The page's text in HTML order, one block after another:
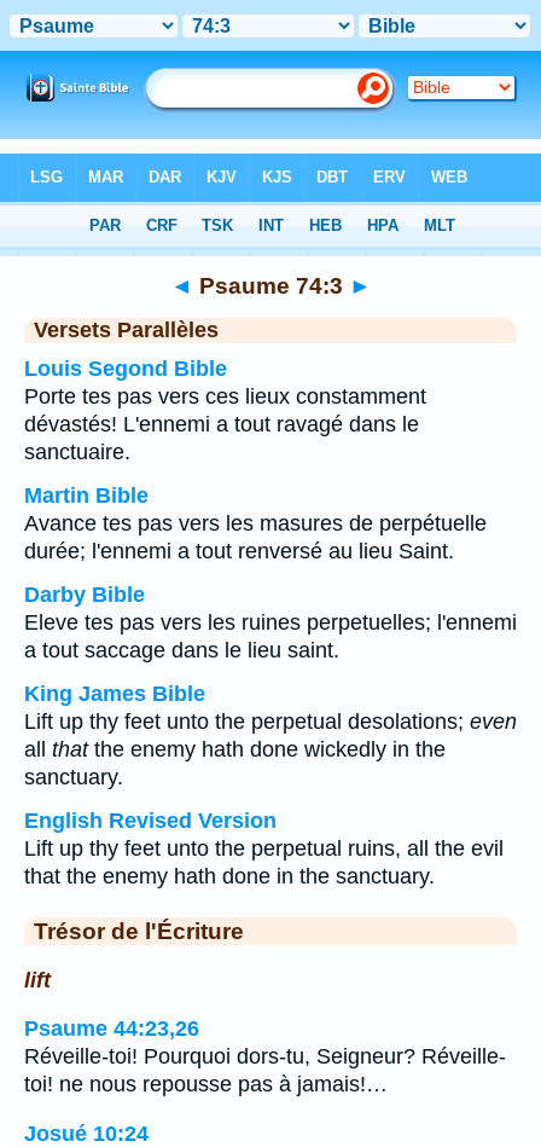
Chapitre 74> Verset 3
◄ Psaume 74:3 ►
Versets Parallèles
Louis Segond Bible
Porte tes pas vers ces lieux constamment
dévastés! L'ennemi a tout ravagé dans le
sanctuaire.
Martin Bible
Avance tes pas vers les masures de perpétuelle
durée; l'ennemi a tout renversé au lieu Saint.
Darby Bible
Eleve tes pas vers les ruines perpetuelles; l'ennemi
a tout saccage dans le lieu saint.
King James Bible
Lift up thy feet unto the perpetual desolations; even
all thatthe enemy hath done wickedly in the
sanctuary.
English Revised Version
Lift up thy feet unto the perpetual ruins, all the evil
that the enemy hath done in the sanctuary.
Trésor de l'Écriture
lift
Psaume 44:23,26
Réveille-toi! Pourquoi dors-tu, Seigneur? Réveille-
toi! ne nous repousse pas à jamais!…
Josué 10:24